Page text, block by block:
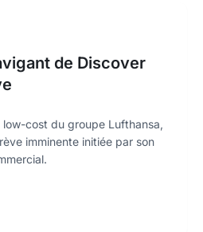
de Discover
low-cost du groupe Lufthansa,
imminente initiée par son